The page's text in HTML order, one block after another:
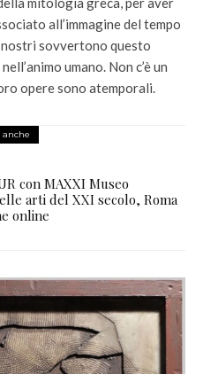
all’immagine del tempo
nostri sovvertono questo
umano. Non c’è un
opere sono atemporali.
anche
con MAXXI Museo
arti del XXI secolo, Roma
online